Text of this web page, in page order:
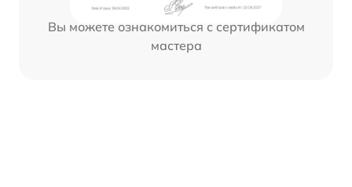
Вы можете ознакомиться с сертификатом
мастера